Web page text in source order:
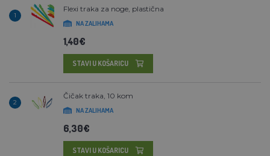
1
Flexi traka za noge, plastična
NA ZALIHAMA
1,40€
STAVI U KOŠARICU
2
Čičak traka, 10 kom
NA ZALIHAMA
6,30€
STAVI U KOŠARICU